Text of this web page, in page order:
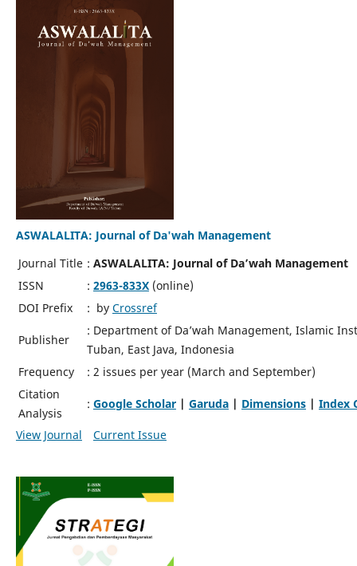
ASWALALITA: Journal of Da'wah Management
Journal Title : ASWALALITA: Journal of Da’wah Management
ISSN
: 2963-833X(online)
DOI Prefix
: by Crossref
Publisher
: Department of Da’wah Management, Islamic
Tuban, East Java, Indonesia
Frequency
: 2 issues per year (March and September)
Citation
Analysis
: Google Scholar| Garuda| Dimensions| Index
View Journal Current Issue